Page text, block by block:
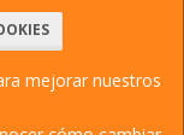
mejorar nuestros